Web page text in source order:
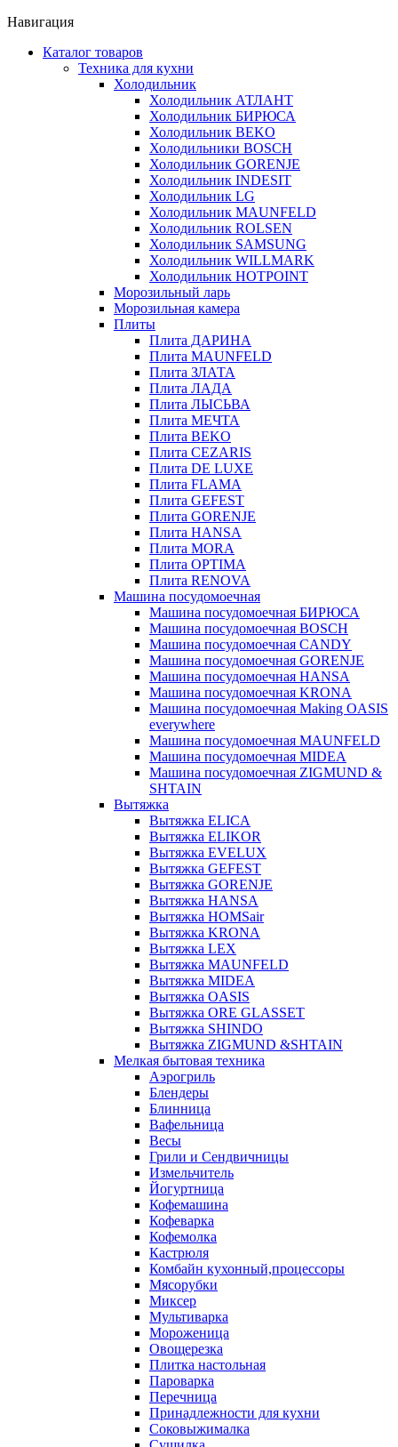
Навигация
Каталог товаров
Техника для кухни
Холодильник
Холодильник АТЛАНТ
Холодильник БИРЮСА
Холодильник BEKO
Холодильники BOSCH
Холодильник GORENJE
Холодильник INDESIT
Холодильник LG
Холодильник MAUNFELD
Холодильник ROLSEN
Холодильник SAMSUNG
Холодильник WILLMARK
Холодильник HOTPOINT
Морозильный ларь
Морозильная камера
Плиты
Плита ДАРИНА
Плита MAUNFELD
Плита ЗЛАТА
Плита ЛАДА
Плита ЛЫСЬВА
Плита МЕЧТА
Плита BEKO
Плита CEZARIS
Плита DE LUXE
Плита FLAMA
Плита GEFEST
Плита GORENJE
Плита HANSA
Плита MORA
Плита OPTIMA
Плита RENOVA
Машина посудомоечная
Машина посудомоечная БИРЮСА
Машина посудомоечная BOSCH
Машина посудомоечная CANDY
Машина посудомоечная GORENJE
Машина посудомоечная HANSA
Машина посудомоечная KRONA
Машина посудомоечная Making OASIS
everywhere
Машина посудомоечная MAUNFELD
Машина посудомоечная MIDEA
Машина посудомоечная ZIGMUND &
SHTAIN
Вытяжка
Вытяжка ELICA
Вытяжка ELIKOR
Вытяжка EVELUX
Вытяжка GEFEST
Вытяжка GORENJE
Вытяжка HANSA
Вытяжка HOMSair
Вытяжка KRONA
Вытяжка LEX
Вытяжка MAUNFELD
Вытяжка MIDEA
Вытяжка OASIS
Вытяжка ORE GLASSET
Вытяжка SHINDO
Вытяжка ZIGMUND &SHTAIN
Мелкая бытовая техника
Аэрогриль
Блендеры
Блинница
Вафельница
Весы
Грили и Сендвичницы
Измельчитель
Йогуртница
Кофемашина
Кофеварка
Кофемолка
Кастрюля
Комбайн кухонный,процессоры
Мясорубки
Миксер
Мультиварка
Мороженица
Овощерезка
Плитка настольная
Пароварка
Перечница
Принадлежности для кухни
Соковыжималка